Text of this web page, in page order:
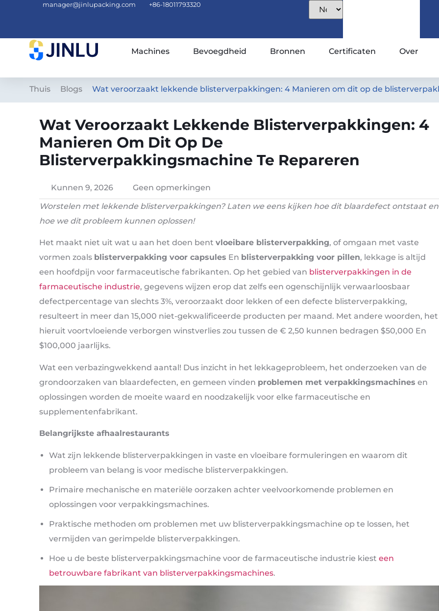
manager@jinlupacking.com +86-18011793320
Machines Bevoegdheid Bronnen Certificaten Over
Thuis Blogs Wat veroorzaakt lekkende blisterverpakkingen: 4 Manieren om dit op de
Wat Veroorzaakt Lekkende Blisterverpakkingen: 4
Manieren Om Dit Op De
Blisterverpakkingsmachine Te Repareren
Kunnen 9, 2026
Geen opmerkingen
Worstelen met lekkende blisterverpakkingen? Laten we eens kijken hoe dit blaardefect ontstaat en
hoe we dit probleem kunnen oplossen!
Het maakt niet uit wat u aan het doen bent vloeibare blisterverpakking, of omgaan met vaste
vormen zoals blisterverpakking voor capsules En blisterverpakking voor pillen, lekkage is altijd
een hoofdpijn voor farmaceutische fabrikanten. Op het gebied van blisterverpakkingen in de
farmaceutische industrie, gegevens wijzen erop dat zelfs een ogenschijnlijk verwaarloosbaar
defectpercentage van slechts 3%, veroorzaakt door lekken of een defecte blisterverpakking,
resulteert in meer dan 15,000 niet-gekwalificeerde producten per maand. Met andere woorden, het
hieruit voortvloeiende verborgen winstverlies zou tussen de € 2,50 kunnen bedragen $50,000 En
$100,000 jaarlijks.
Wat een verbazingwekkend aantal! Dus inzicht in het lekkageprobleem, het onderzoeken van de
grondoorzaken van blaardefecten, en gemeen vinden problemen met verpakkingsmachines en
oplossingen worden de moeite waard en noodzakelijk voor elke farmaceutische en
supplementenfabrikant.
Belangrijkste afhaalrestaurants
Wat zijn lekkende blisterverpakkingen in vaste en vloeibare formuleringen en waarom dit
probleem van belang is voor medische blisterverpakkingen.
Primaire mechanische en materiële oorzaken achter veelvoorkomende problemen en
oplossingen voor verpakkingsmachines.
Praktische methoden om problemen met uw blisterverpakkingsmachine op te lossen, het
vermijden van gerimpelde blisterverpakkingen.
Hoe u de beste blisterverpakkingsmachine voor de farmaceutische industrie kiest een
betrouwbare fabrikant van blisterverpakkingsmachines.